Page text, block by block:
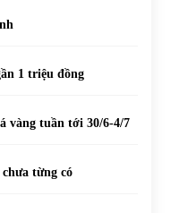
1 triệu đồng
vàng tuần tới 30/6-4/7
từng có